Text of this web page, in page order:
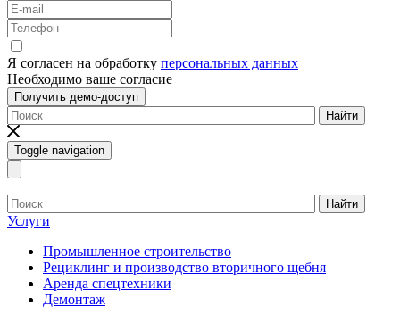
Я согласен на обработку персональных данных
Необходимо ваше согласие
Получить демо-доступ
Найти
Toggle navigation
Найти
Услуги
Промышленное строительство
Рециклинг и производство вторичного щебня
Аренда спецтехники
Демонтаж